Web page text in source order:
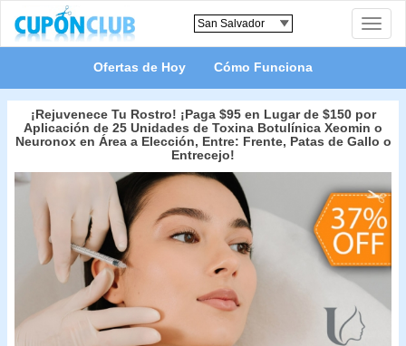
Toggle
Ofertas de Hoy Cómo Funciona
¡Rejuvenece Tu Rostro! ¡Paga $95 en Lugar de $150 por
Aplicación de 25 Unidades de Toxina Botulínica Xeomin o
Neuronox en Área a Elección, Entre: Frente, Patas de Gallo o
Entrecejo!